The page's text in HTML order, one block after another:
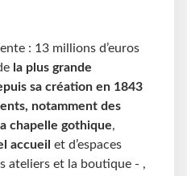
: 13 millions d’euros
la plus grande
sa création en 1843
notamment des
chapelle gothique,
accueil et d’espaces
ateliers et la boutique - ,